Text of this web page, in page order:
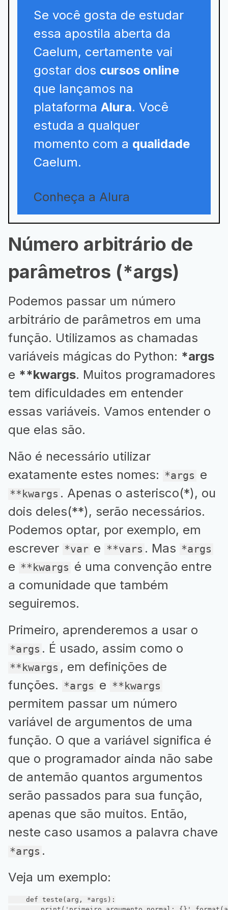
Se você gosta de estudar
essa apostila aberta da
Caelum, certamente vai
gostar dos cursos online
que lançamos na
plataforma Alura. Você
estuda a qualquer
momento com a qualidade
Caelum.
Conheça a Alura
Número arbitrário de
parâmetros (*args)
Podemos passar um número
arbitrário de parâmetros em uma
função. Utilizamos as chamadas
variáveis mágicas do Python: *args
e **kwargs. Muitos programadores
tem dificuldades em entender
essas variáveis. Vamos entender o
que elas são.
Não é necessário utilizar
exatamente estes nomes:
*args e
**kwargs . Apenas o asterisco(*), ou
dois deles(**), serão necessários.
Podemos optar, por exemplo, em
escrever *var e **vars . Mas *args
e **kwargs é uma convenção entre
a comunidade que também
seguiremos.
Primeiro, aprenderemos a usar o
*args . É usado, assim como o
**kwargs , em definições de
funções.
*args e **kwargs
permitem passar um número
variável de argumentos de uma
função. O que a variável significa é
que o programador ainda não sabe
de antemão quantos argumentos
serão passados para sua função,
apenas que são muitos. Então,
neste caso usamos a palavra chave
*args .
Veja um exemplo:
def teste (arg, *args) :